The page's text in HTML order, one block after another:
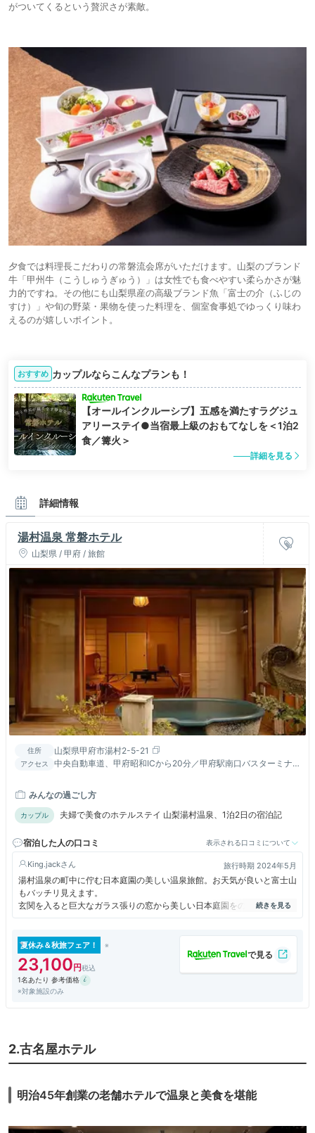
がついてくるという贅沢さが素敵。
夕食では料理長こだわりの常磐流会席がいただけます。山梨のブランド
牛「甲州牛（こうしゅうぎゅう）」は女性でも食べやすい柔らかさが魅
力的ですね。その他にも山梨県産の高級ブランド魚「富士の介（ふじの
すけ）」や旬の野菜・果物を使った料理を、個室食事処でゆっくり味わ
えるのが嬉しいポイント。
おすすめ カップルならこんなプランも！
【オールインクルーシブ】五感を満たすラグジュ
アリーステイ●当宿最上級のおもてなしを＜1泊2
食／篝火＞
詳細を見る
詳細情報
湯村温泉 常磐ホテル
山梨県 / 甲府 / 旅館
住所 山梨県甲府市湯村2-5-21
アクセス
中央自動車道、甲府昭和ICから20分／甲府駅南口バスターミナ
みんなの過ごし方
カップル 夫婦で美食のホテルステイ 山梨湯村温泉、1泊2日の宿泊記
宿泊した人の口コミ 表示される口コミについて
King.jack 旅行時期 2024年5月
湯村温泉の町中に佇む日本庭園の美しい温泉旅館。お天気が良いと富士山
もバッチリ見えます。
玄関を入ると巨大なガラス張りの窓から美しい日本庭園をのぞむ豪華なロ
ビー。
お食事は甲州牛推しでとっても美味しかったです。
本館以外に離れもあっていろんな部屋タイプが選べます。
お風呂も広く貸切状態で何度も入れました。
夏休み＆秋旅フェア！
23,100
1名あたり 参考価格
※対象施設のみ
2.古名屋ホテル
明治45年創業の老舗ホテルで温泉と美食を堪能